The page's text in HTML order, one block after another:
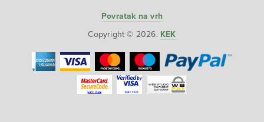
Povratak na vrh
Copyright © 2026. KEK